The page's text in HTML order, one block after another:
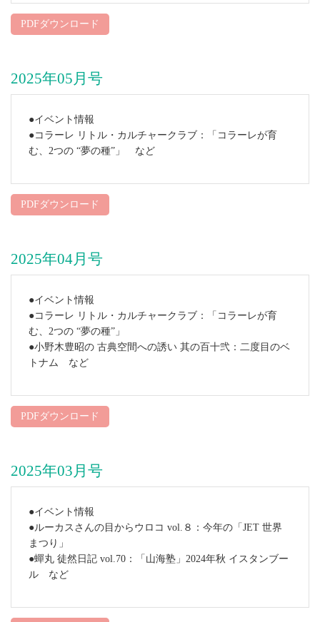
PDFダウンロード
2025年05月号
●イベント情報
●コラーレ リトル・カルチャークラブ：「コラーレが育
む、2つの “夢の種”」 など
PDFダウンロード
2025年04月号
●イベント情報
●コラーレ リトル・カルチャークラブ：「コラーレが育
む、2つの “夢の種”」
●小野木豊昭の 古典空間への誘い 其の百十弐：二度目のベ
トナム など
PDFダウンロード
2025年03月号
●イベント情報
●ルーカスさんの目からウロコ vol.８：今年の「JET 世界
まつり」
●蟬丸 徒然日記 vol.70：「山海塾」2024年秋 イスタンブー
ル など